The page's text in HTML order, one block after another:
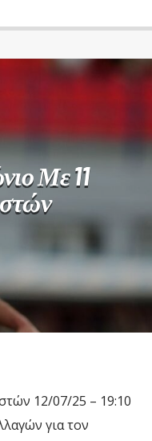
Με 11
12/07/25 – 19:10
για τον